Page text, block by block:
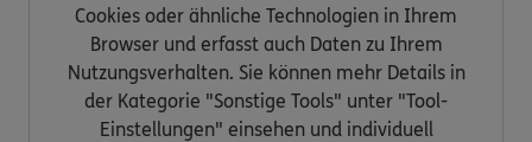
Cookies oder ähnliche Technologien in Ihrem
Browser und erfasst auch Daten zu Ihrem
Nutzungsverhalten. Sie können mehr Details in
der Kategorie "Sonstige Tools" unter "Tool-
Einstellungen" einsehen und individuell